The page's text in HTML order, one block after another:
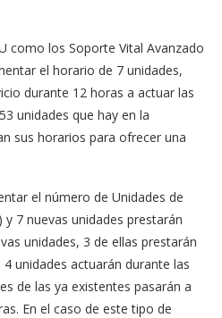
como los Soporte Vital Avanzado
el horario de 7 unidades,
durante 12 horas a actuar las
unidades que hay en la
sus horarios para ofrecer una
el número de Unidades de
7 nuevas unidades prestarán
unidades, 3 de ellas prestarán
unidades actuarán durante las
de las ya existentes pasarán a
En el caso de este tipo de